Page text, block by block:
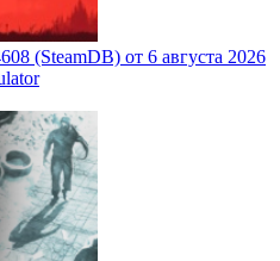
(SteamDB) от 6 августа 2026